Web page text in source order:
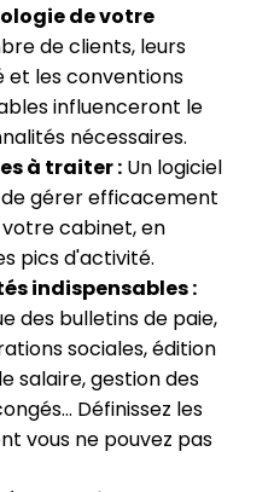
de votre
de clients, leurs
les conventions
influenceront le
nécessaires.
à traiter : Un logiciel
gérer efficacement
cabinet, en
pics d'activité.
indispensables :
des bulletins de paie,
sociales, édition
salaire, gestion des
Définissez les
vous ne pouvez pas